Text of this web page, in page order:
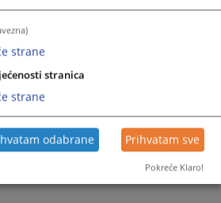
u radni odnos predaju se u
uredu (pisarnici) suda.
2820PREGLEDA
strane
stranica
strane
odabrane Prihvatam sve
Pokreće Klaro!